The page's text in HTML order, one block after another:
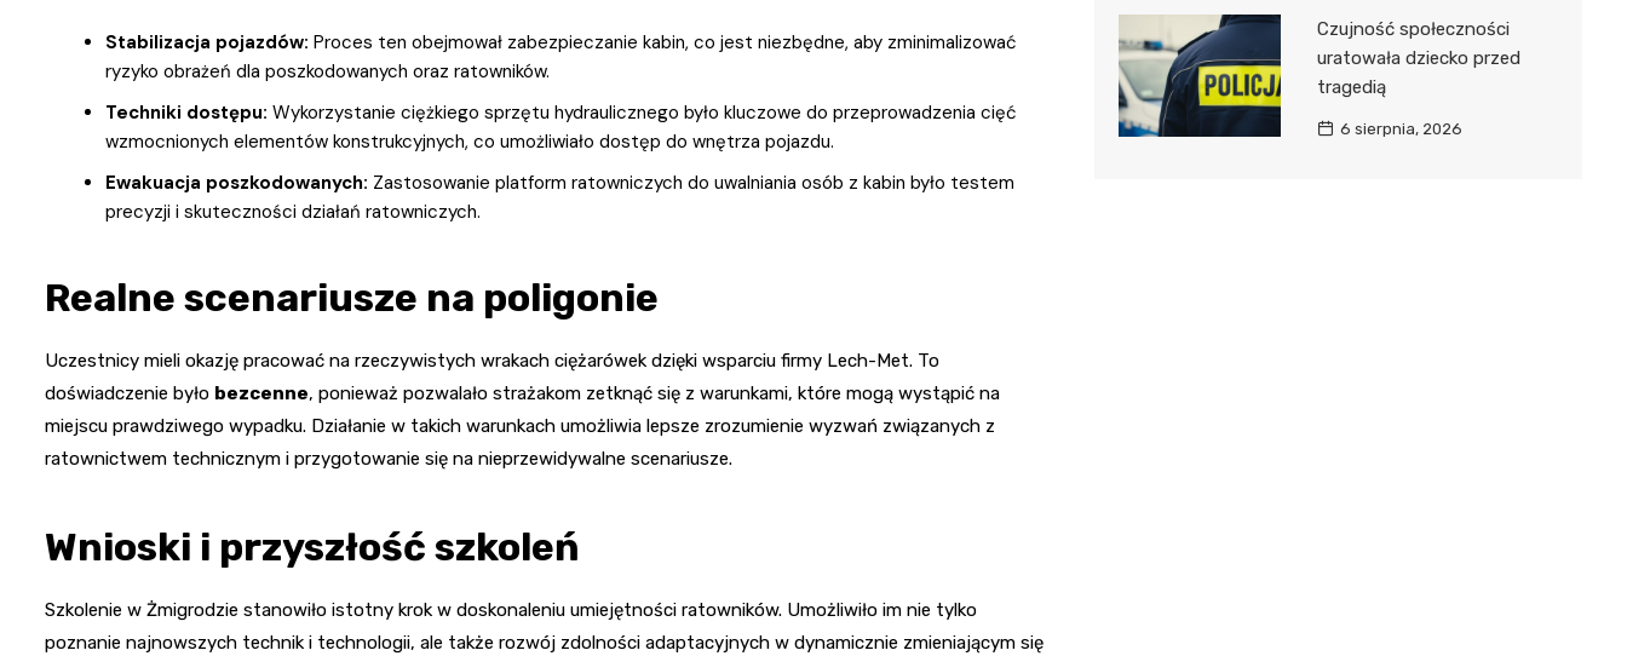
Stabilizacja pojazdów: Proces ten obejmował zabezpieczanie kabin, co jest niezbędne, aby zminimalizować
ryzyko obrażeń dla poszkodowanych oraz ratowników.
Techniki dostępu: Wykorzystanie ciężkiego sprzętu hydraulicznego było kluczowe do przeprowadzenia cięć
wzmocnionych elementów konstrukcyjnych, co umożliwiało dostęp do wnętrza pojazdu.
Ewakuacja poszkodowanych: Zastosowanie platform ratowniczych do uwalniania osób z kabin było testem
precyzji i skuteczności działań ratowniczych.
Realne scenariusze na poligonie
Uczestnicy mieli okazję pracować na rzeczywistych wrakach ciężarówek dzięki wsparciu firmy Lech-Met. To
doświadczenie było bezcenne, ponieważ pozwalało strażakom zetknąć się z warunkami, które mogą wystąpić na
miejscu prawdziwego wypadku. Działanie w takich warunkach umożliwia lepsze zrozumienie wyzwań związanych z
ratownictwem technicznym i przygotowanie się na nieprzewidywalne scenariusze.
Wnioski i przyszłość szkoleń
Szkolenie w Żmigrodzie stanowiło istotny krok w doskonaleniu umiejętności ratowników. Umożliwiło im nie tylko
poznanie najnowszych technik i technologii, ale także rozwój zdolności adaptacyjnych w dynamicznie zmieniającym się
Czujność społeczności
uratowała dziecko przed
tragedią
6 sierpnia, 2026